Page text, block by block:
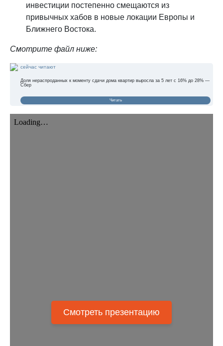
инвестиции постепенно смещаются из
привычных хабов в новые локации Европы и
Ближнего Востока.
Смотрите файл ниже:
сейчас читают
Доля нераспроданных к моменту сдачи дома квартир выросла за 5 лет с 16% до 28% —
Сбер
Читать
Смотреть презентацию